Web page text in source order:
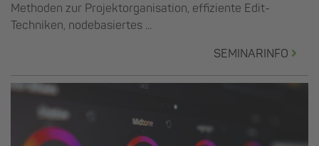
Methoden zur Projektorganisation, effiziente Edit-
Techniken, nodebasiertes ...
SEMINARINFO